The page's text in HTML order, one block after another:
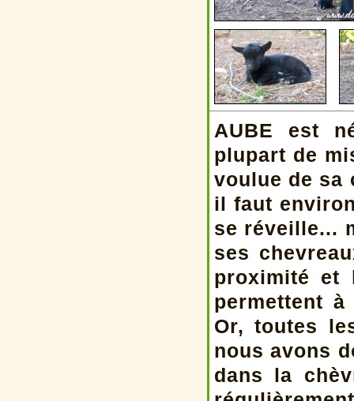
AUBE est
plupart de
voulue de sa
il faut
se réveille...
ses
proximité et
permettent
Or, toutes
nous avons
dans la